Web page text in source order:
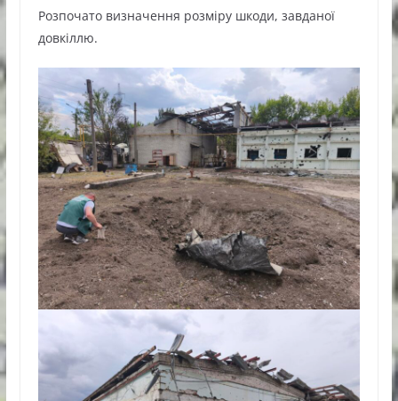
Розпочато визначення розміру шкоди, завданої
довкіллю.